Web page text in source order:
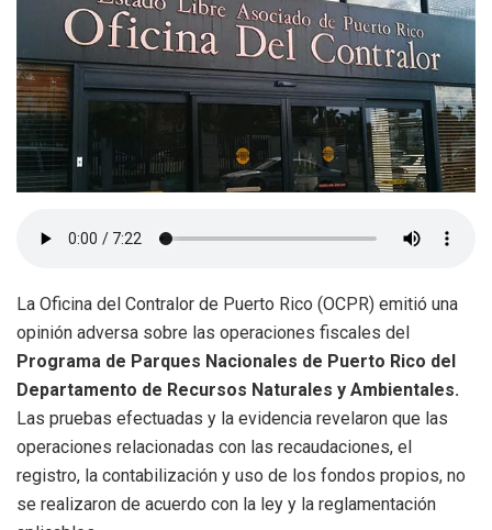
La Oficina del Contralor de Puerto Rico (OCPR) emitió una
opinión adversa sobre las operaciones fiscales del
Programa de Parques Nacionales de Puerto Rico del
Departamento de Recursos Naturales y Ambientales.
Las pruebas efectuadas y la evidencia revelaron que las
operaciones relacionadas con las recaudaciones, el
registro, la contabilización y uso de los fondos propios, no
se realizaron de acuerdo con la ley y la reglamentación